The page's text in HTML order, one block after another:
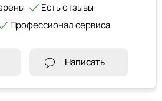
Есть отзывы
Профессионал сервиса
Написать